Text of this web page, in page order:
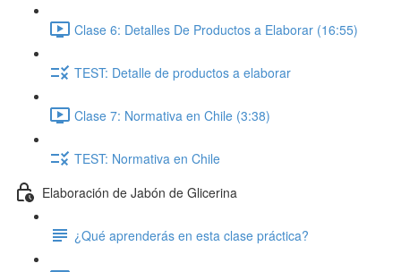
Clase 6: Detalles De Productos a Elaborar (16:55)
TEST: Detalle de productos a elaborar
Clase 7: Normativa en Chile (3:38)
TEST: Normativa en Chile
Elaboración de Jabón de Glicerina
¿Qué aprenderás en esta clase práctica?